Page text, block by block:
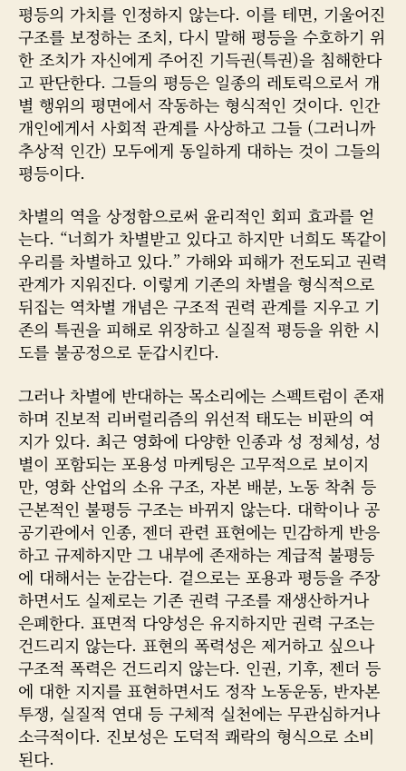
평등의 가치를 인정하지 않는다. 이를 테면, 기울어진
구조를 보정하는 조치, 다시 말해 평등을 수호하기 위
한 조치가 자신에게 주어진 기득권(특권)을 침해한다
고 판단한다. 그들의 평등은 일종의 레토릭으로서 개
별 행위의 평면에서 작동하는 형식적인 것이다. 인간
개인에게서 사회적 관계를 사상하고 그들 (그러니까
추상적 인간) 모두에게 동일하게 대하는 것이 그들의
평등이다.
차별의 역을 상정함으로써 윤리적인 회피 효과를 얻
는다. “너희가 차별받고 있다고 하지만 너희도 똑같이
우리를 차별하고 있다.” 가해와 피해가 전도되고 권력
관계가 지워진다. 이렇게 기존의 차별을 형식적으로
뒤집는 역차별 개념은 구조적 권력 관계를 지우고 기
존의 특권을 피해로 위장하고 실질적 평등을 위한 시
도를 불공정으로 둔갑시킨다.
그러나 차별에 반대하는 목소리에는 스펙트럼이 존재
하며 진보적 리버럴리즘의 위선적 태도는 비판의 여
지가 있다. 최근 영화에 다양한 인종과 성 정체성, 성
별이 포함되는 포용성 마케팅은 고무적으로 보이지
만, 영화 산업의 소유 구조, 자본 배분, 노동 착취 등
근본적인 불평등 구조는 바뀌지 않는다. 대학이나 공
공기관에서 인종, 젠더 관련 표현에는 민감하게 반응
하고 규제하지만 그 내부에 존재하는 계급적 불평등
에 대해서는 눈감는다. 겉으로는 포용과 평등을 주장
하면서도 실제로는 기존 권력 구조를 재생산하거나
은폐한다. 표면적 다양성은 유지하지만 권력 구조는
건드리지 않는다. 표현의 폭력성은 제거하고 싶으나
구조적 폭력은 건드리지 않는다. 인권, 기후, 젠더 등
에 대한 지지를 표현하면서도 정작 노동운동, 반자본
투쟁, 실질적 연대 등 구체적 실천에는 무관심하거나
소극적이다. 진보성은 도덕적 쾌락의 형식으로 소비
된다.